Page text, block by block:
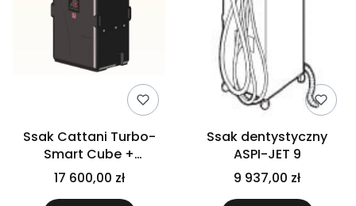
Ssak Cattani Turbo-
Smart Cube +
separator
amalgamatu ISO18
17 600,00 zł
Ssak dentystyczny
ASPI-JET 9
9 937,00 zł